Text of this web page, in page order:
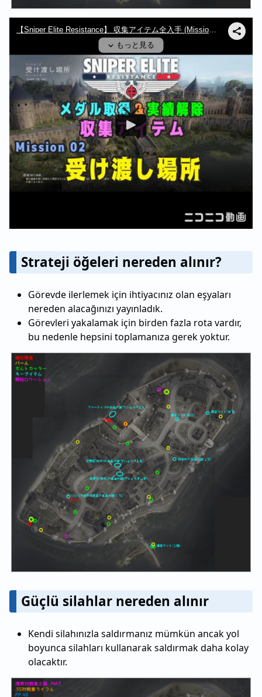
Strateji öğeleri nereden alınır?
Görevde ilerlemek için ihtiyacınız olan eşyaları
nereden alacağınızı yayınladık.
Görevleri yakalamak için birden fazla rota vardır,
bu nedenle hepsini toplamanıza gerek yoktur.
Güçlü silahlar nereden alınır
Kendi silahınızla saldırmanız mümkün ancak yol
boyunca silahları kullanarak saldırmak daha kolay
olacaktır.